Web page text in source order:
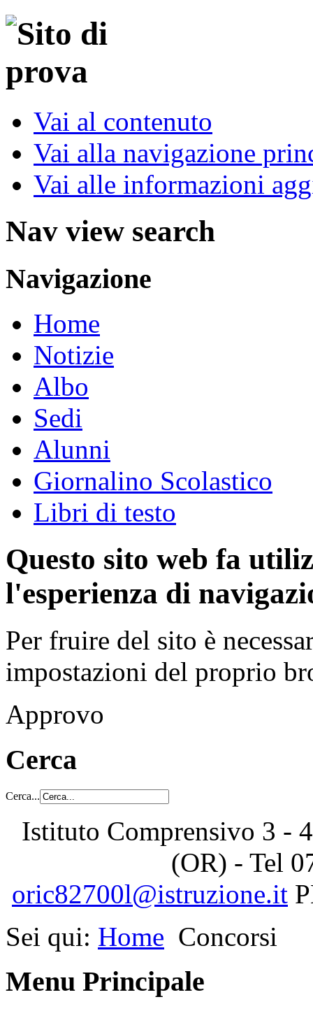
Vai al contenuto
Vai alla navigazione
Vai alle informazioni
Nav view search
Navigazione
Home
Notizie
Albo
Sedi
Alunni
Giornalino Scolastico
Libri di testo
Questo sito web fa
l'esperienza di
Per fruire del sito è
impostazioni del proprio
Approvo
Cerca
Cerca...
Istituto Comprensivo 3 -
(OR) - Tel
oric82700l@istruzione.it
Sei qui: Home Concorsi
Menu Principale